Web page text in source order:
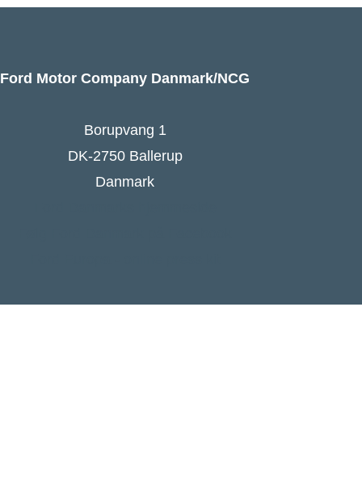
Ford Motor Company Danmark/NCG
Borupvang 1
DK-2750 Ballerup
Danmark